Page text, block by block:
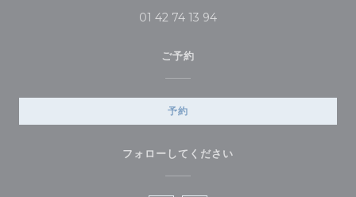
01 42 74 13 94
ご予約
予約
フォローしてください